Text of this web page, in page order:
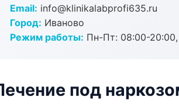
Email: info@klinikalabprofi635.ru
Город: Иваново
Режим работы: Пн-Пт: 08:00-
под